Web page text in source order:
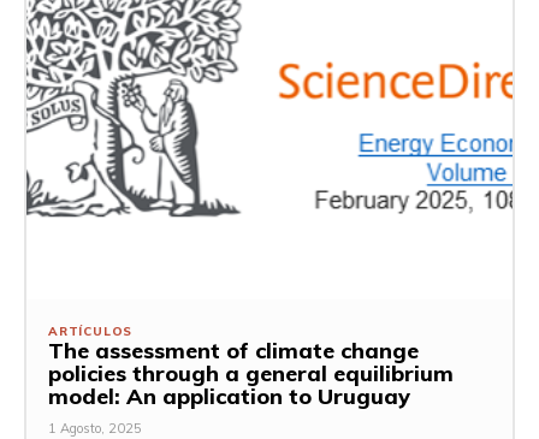
ARTÍCULOS
The assessment of climate change
policies through a general equilibrium
model: An application to Uruguay
1 Agosto, 2025